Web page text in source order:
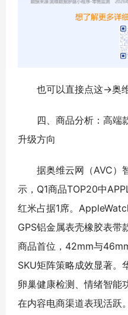
也可以直接点这→奥
四、商品分析：高端
升级方向
据奥维云网（AVC）
示，Q1商品TOP20中
红米占据1席。
GPS铝金属表壳橡胶表带
商品首位，42mm与
SKU矩阵策略成效显著。
卵巢健康检测、情绪智能
在内容电商渠道表现活跃。